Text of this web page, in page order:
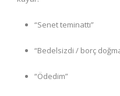
“Senet teminattı”
“Bedelsizdi / borç
“Ödedim”